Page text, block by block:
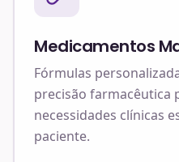
Medicamentos
Fórmulas
precisão farmacêutica
necessidades clínicas
paciente.